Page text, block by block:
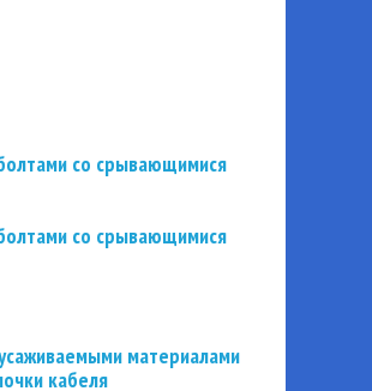
со срывающимися
со срывающимися
материалами
кабеля